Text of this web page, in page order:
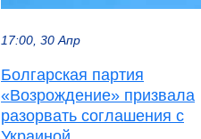
17:00, 30 Апр
Болгарская партия
«Возрождение» призвала
разорвать соглашения с